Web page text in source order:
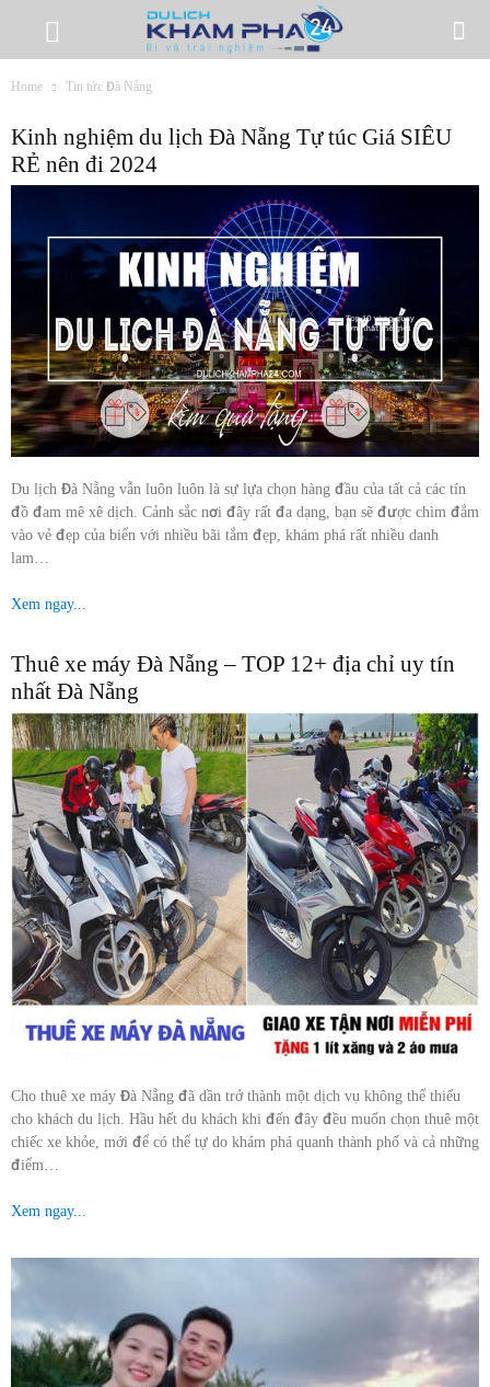
Home Tin tức Đà Nẵng
Kinh nghiệm du lịch Đà Nẵng Tự túc Giá SIÊU
RẺ nên đi 2024
Du lịch Đà Nẵng vẫn luôn luôn là sự lựa chọn hàng đầu của tất cả các tín
đồ đam mê xê dịch. Cảnh sắc nơi đây rất đa dạng, bạn sẽ được chìm đắm
vào vẻ đẹp của biển với nhiều bãi tắm đẹp, khám phá rất nhiều danh
lam…
Xem ngay...
Thuê xe máy Đà Nẵng – TOP 12+ địa chỉ uy tín
nhất Đà Nẵng
Cho thuê xe máy Đà Nẵng đã dần trở thành một dịch vụ không thể thiếu
cho khách du lịch. Hầu hết du khách khi đến đây đều muốn chọn thuê một
chiếc xe khỏe, mới để có thể tự do khám phá quanh thành phố và cả những
điểm…
Xem ngay...